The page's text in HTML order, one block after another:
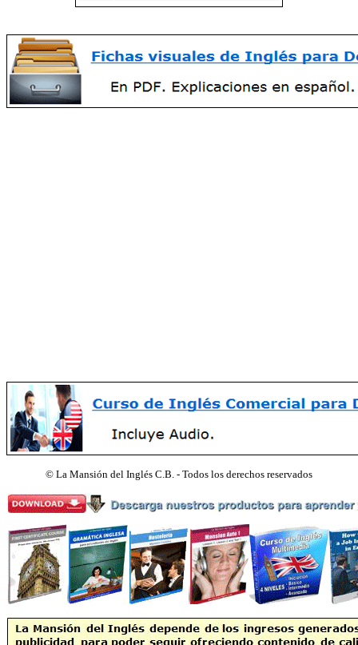
© La Mansión del Inglés C.B. - Todos los derechos reservados